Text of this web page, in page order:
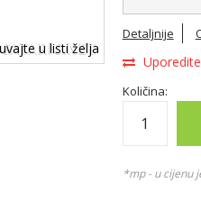
u listi želja
Detaljnije
Količina:
*mp - u cijenu